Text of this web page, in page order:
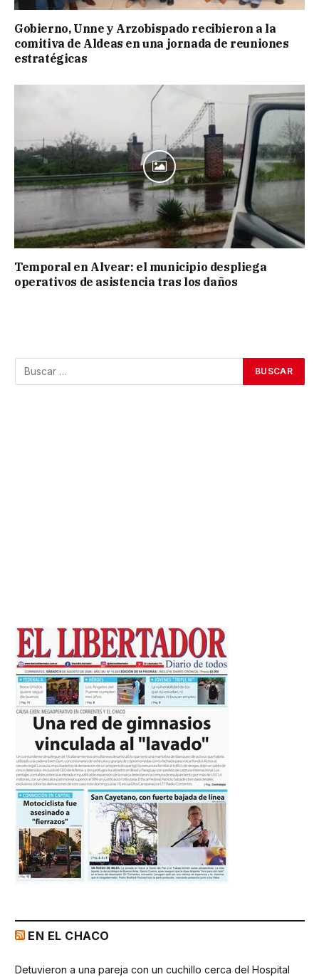
Gobierno, Unne y Arzobispado recibieron a la
comitiva de Aldeas en una jornada de reuniones
estratégicas
Temporal en Alvear: el municipio despliega
operativos de asistencia tras los daños
EN EL CHACO
Detuvieron a una pareja con un cuchillo cerca del Hospital